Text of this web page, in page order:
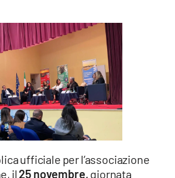
ufficiale per l’associazione
il 25 novembre, giornata